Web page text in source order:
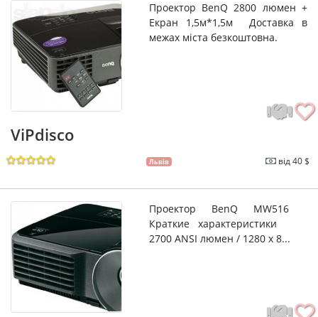
Проектор BenQ 2800 люмен +
Екран 1,5м*1,5м Доставка в
межах міста безкоштовна.
ViPdisco
Львів від 40 $
Проектор BenQ MW516
Краткие характеристики
2700 ANSI люмен / 1280 x 8...